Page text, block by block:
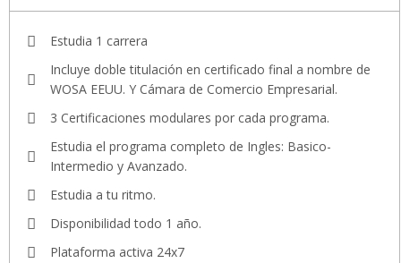
Estudia 1 carrera
Incluye doble titulación en certificado final a nombre de
WOSA EEUU. Y Cámara de Comercio Empresarial.
3 Certificaciones modulares por cada programa.
Estudia el programa completo de Ingles: Basico-
Intermedio y Avanzado.
Estudia a tu ritmo.
Disponibilidad todo 1 año.
Plataforma activa 24x7